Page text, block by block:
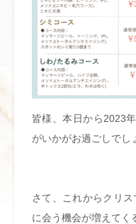
皆様、本日から2023
がいかがお過ごしでし
さて、これからクリ
に会う機会が増えてく